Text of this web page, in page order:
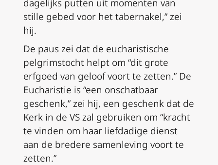
dagelijks putten uit momenten van
stille gebed voor het tabernakel,” zei
hij.
De paus zei dat de eucharistische
pelgrimstocht helpt om “dit grote
erfgoed van geloof voort te zetten.” De
Eucharistie is “een onschatbaar
geschenk,” zei hij, een geschenk dat de
Kerk in de VS zal gebruiken om “kracht
te vinden om haar liefdadige dienst
aan de bredere samenleving voort te
zetten.”